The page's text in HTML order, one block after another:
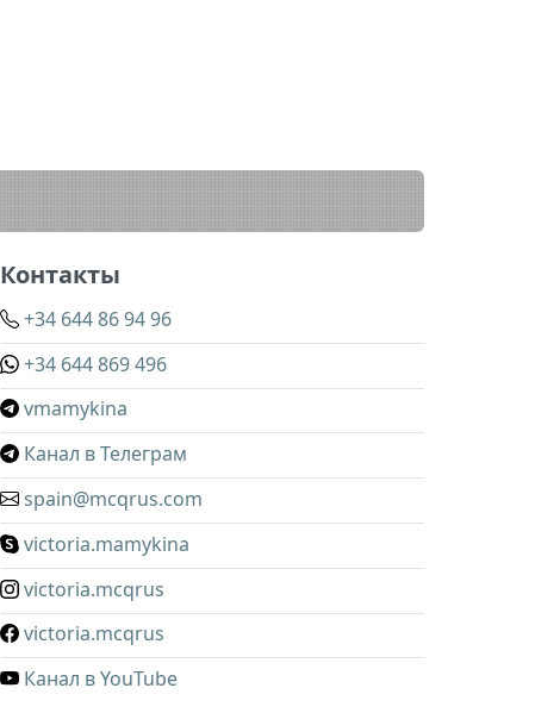
Контакты
+34 644 86 94 96
+34 644 869 496
vmamykina
Канал в Телеграм
spain@mcqrus.com
victoria.mamykina
victoria.mcqrus
victoria.mcqrus
Канал в YouTube